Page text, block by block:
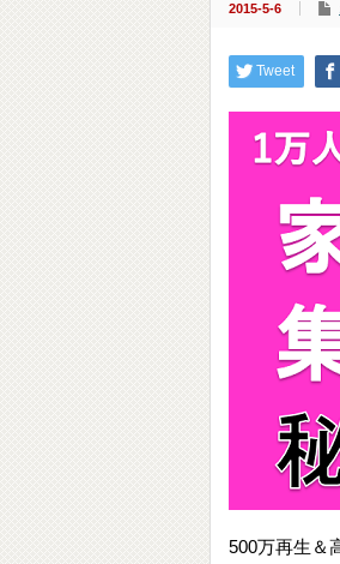
2015-5-6
Tweet
500万再生＆